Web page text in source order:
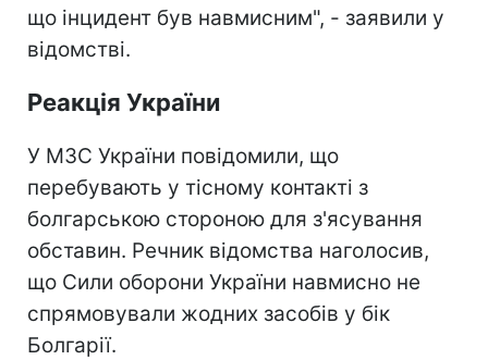
що інцидент був навмисним", - заявили у
відомстві.
Реакція України
У МЗС України повідомили, що
перебувають у тісному контакті з
болгарською стороною для з'ясування
обставин. Речник відомства наголосив,
що Сили оборони України навмисно не
спрямовували жодних засобів у бік
Болгарії.